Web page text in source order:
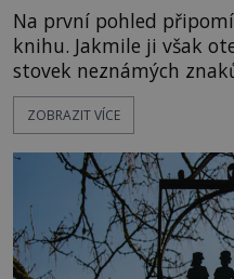
Na první pohled
knihu. Jakmile ji však
stovek neznámých
textu, který už téměř
pokusům o rozluštění.
jistotou neví, kdo jej
vlastně vypráví. Rohoncský kodex se poprvé
objevuje v roce
ZOBRAZIT VÍCE